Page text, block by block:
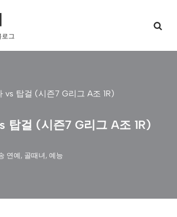
로그
vs 탑걸 (시즌7 G리그 A조 1R)
탑걸 (시즌7 G리그 A조 1R)
연예 , 골때녀 , 예능